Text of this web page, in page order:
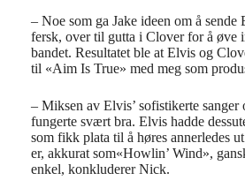
– Noe som ga Jake ideen om å sende
fersk, over til gutta i Clover for å øve
bandet. Resultatet ble at Elvis og
til «Aim Is True» med meg som
– Miksen av Elvis’ sofistikerte
fungerte svært bra. Elvis hadde
som fikk plata til å høres annerledes
er, akkurat som«Howlin’ Wind»,
enkel, konkluderer Nick.